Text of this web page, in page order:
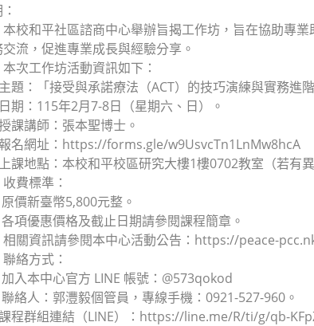
校和平社區諮商中心舉辦旨揭工作坊，旨在協助專
流，促進專業成長與經驗分享。
次工作坊活動資訊如下：
題：「接受與承諾療法（ACT）的技巧演練與實務
期：115年2月7-8日（星期六、日）。
課講師：張本聖博士。
名網址：https://forms.gle/w9UsvcTn1LnMw8hcA
課地點：本校和平校區研究大樓1樓0702教室（若有
費標準：
價新臺幣5,800元整。
項優惠價格及截止日期請參閱課程簡章。
相關資訊請參閱本中心活動公告：https://peace-
絡方式：
入本中心官方 LINE 帳號：@573qokod
絡人：郭灃毅個管員，專線手機：0921-527-960。
程群組連結（LINE）：https://line.me/R/ti/g/qb-